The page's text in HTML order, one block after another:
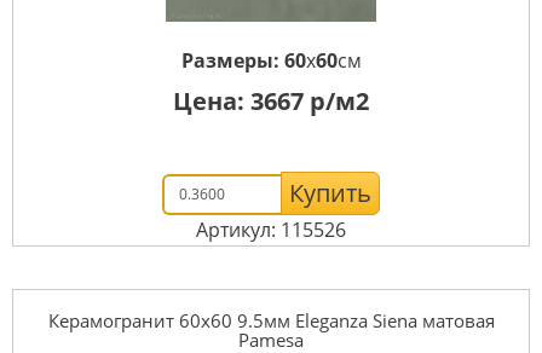
Размеры: 60x60см
Цена: 3667 р/м2
Купить
Артикул: 115526
Керамогранит 60x60 9.5мм Eleganza Siena матовая
Pamesa